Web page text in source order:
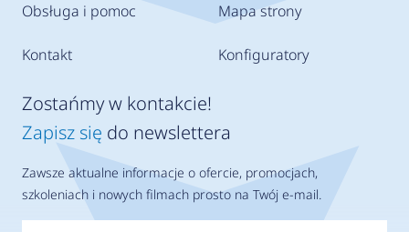
Obsługa i pomoc
Kontakt
Mapa strony
Konfiguratory
Zostańmy w kontakcie!
Zapisz się do newslettera
Zawsze aktualne informacje o ofercie, promocjach,
szkoleniach i nowych filmach prosto na Twój e-mail.